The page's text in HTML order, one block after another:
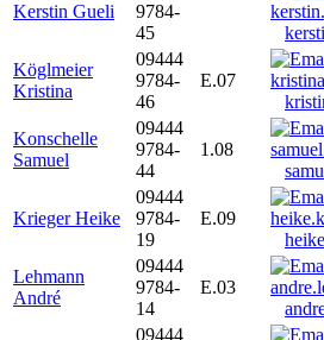
Kerstin Gueli
9784-
45
Köglmeier
Kristina
09444
9784-
46
E.07
Konschelle
Samuel
09444
9784-
44
1.08
Krieger Heike
09444
9784-
19
E.09
Lehmann
André
09444
9784-
14
E.03
09444